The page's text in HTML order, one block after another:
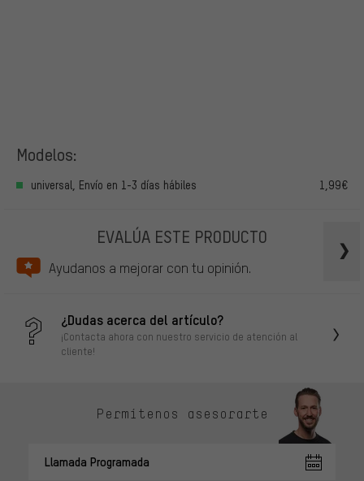
Modelos:
universal, Envío en 1-3 días hábiles 1,99€
EVALÚA ESTE PRODUCTO
Ayudanos a mejorar con tu opinión.
¿Dudas acerca del artículo?
¡Contacta ahora con nuestro servicio de atención al
cliente!
Permítenos asesorarte
Llamada Programada